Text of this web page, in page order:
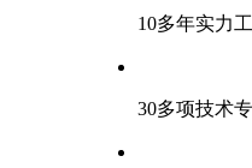
10多年实力
30多项技术